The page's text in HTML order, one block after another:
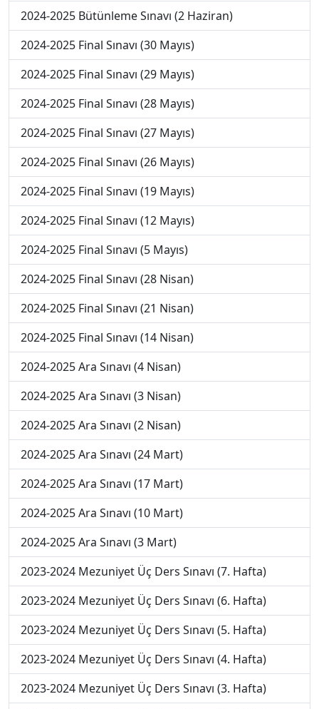
2024-2025 Bütünleme Sınavı (2 Haziran)
2024-2025 Final Sınavı (30 Mayıs)
2024-2025 Final Sınavı (29 Mayıs)
2024-2025 Final Sınavı (28 Mayıs)
2024-2025 Final Sınavı (27 Mayıs)
2024-2025 Final Sınavı (26 Mayıs)
2024-2025 Final Sınavı (19 Mayıs)
2024-2025 Final Sınavı (12 Mayıs)
2024-2025 Final Sınavı (5 Mayıs)
2024-2025 Final Sınavı (28 Nisan)
2024-2025 Final Sınavı (21 Nisan)
2024-2025 Final Sınavı (14 Nisan)
2024-2025 Ara Sınavı (4 Nisan)
2024-2025 Ara Sınavı (3 Nisan)
2024-2025 Ara Sınavı (2 Nisan)
2024-2025 Ara Sınavı (24 Mart)
2024-2025 Ara Sınavı (17 Mart)
2024-2025 Ara Sınavı (10 Mart)
2024-2025 Ara Sınavı (3 Mart)
2023-2024 Mezuniyet Üç Ders Sınavı (7. Hafta)
2023-2024 Mezuniyet Üç Ders Sınavı (6. Hafta)
2023-2024 Mezuniyet Üç Ders Sınavı (5. Hafta)
2023-2024 Mezuniyet Üç Ders Sınavı (4. Hafta)
2023-2024 Mezuniyet Üç Ders Sınavı (3. Hafta)